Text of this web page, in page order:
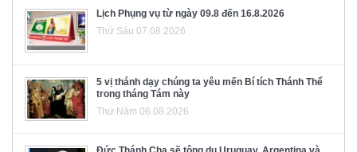
Lịch Phụng vụ từ ngày 09.8 đến 16.8.2026
Thứ Sáu 07.08.2026
5 vị thánh dạy chúng ta yêu mến Bí tích Thánh Thể
trong tháng Tám này
Thứ Năm 06.08.2026